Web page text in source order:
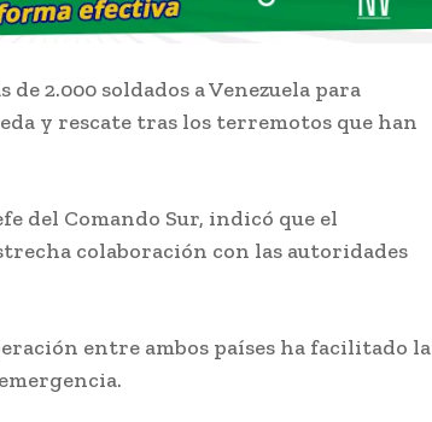
2.000 soldados a Venezuela para
y rescate tras los terremotos que han
del Comando Sur, indicó que el
colaboración con las autoridades
entre ambos países ha facilitado la